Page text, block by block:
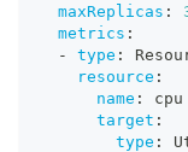
maxReplicas :
metrics :
-
type :
resource :
name :
cpu
target :
type :